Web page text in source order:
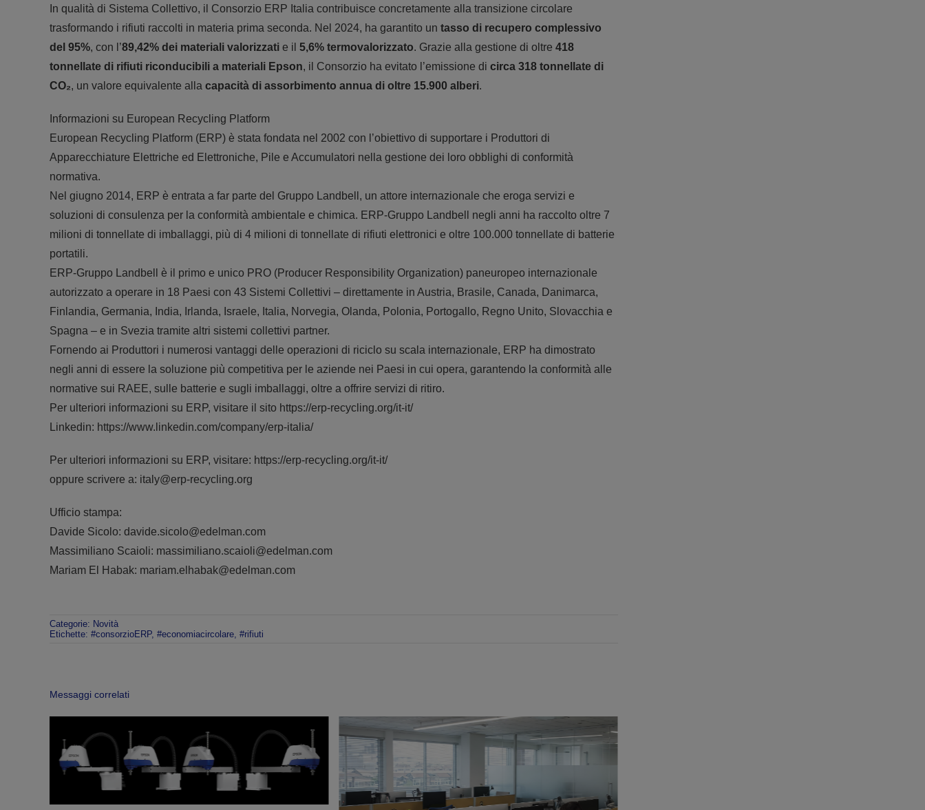
In qualità di Sistema Collettivo, il Consorzio ERP Italia contribuisce concretamente alla transizione circolare
trasformando i rifiuti raccolti in materia prima seconda. Nel 2024, ha garantito un tasso di recupero complessivo
del 95%, con l’89,42% dei materiali valorizzatie il 5,6% termovalorizzato. Grazie alla gestione di oltre 418
tonnellate di rifiuti riconducibili a materiali Epson, il Consorzio ha evitato l’emissione di circa 318 tonnellate di
CO₂, un valore equivalente alla capacità di assorbimento annua di oltre 15.900 alberi.
Informazioni su European Recycling Platform
European Recycling Platform (ERP) è stata fondata nel 2002 con l’obiettivo di supportare i Produttori di
Apparecchiature Elettriche ed Elettroniche, Pile e Accumulatori nella gestione dei loro obblighi di conformità
normativa.
Nel giugno 2014, ERP è entrata a far parte del Gruppo Landbell, un attore internazionale che eroga servizi e
soluzioni di consulenza per la conformità ambientale e chimica. ERP-Gruppo Landbell negli anni ha raccolto oltre 7
milioni di tonnellate di imballaggi, più di 4 milioni di tonnellate di rifiuti elettronici e oltre 100.000 tonnellate di batterie
portatili.
ERP-Gruppo Landbell è il primo e unico PRO (Producer Responsibility Organization) paneuropeo internazionale
autorizzato a operare in 18 Paesi con 43 Sistemi Collettivi – direttamente in Austria, Brasile, Canada, Danimarca,
Finlandia, Germania, India, Irlanda, Israele, Italia, Norvegia, Olanda, Polonia, Portogallo, Regno Unito, Slovacchia e
Spagna – e in Svezia tramite altri sistemi collettivi partner.
Fornendo ai Produttori i numerosi vantaggi delle operazioni di riciclo su scala internazionale, ERP ha dimostrato
negli anni di essere la soluzione più competitiva per le aziende nei Paesi in cui opera, garantendo la conformità alle
normative sui RAEE, sulle batterie e sugli imballaggi, oltre a offrire servizi di ritiro.
Per ulteriori informazioni su ERP, visitare il sito https://erp-recycling.org/it-it/
Linkedin: https://www.linkedin.com/company/erp-italia/
Per ulteriori informazioni su ERP, visitare: https://erp-recycling.org/it-it/
oppure scrivere a: italy@erp-recycling.org
Ufficio stampa:
Davide Sicolo: davide.sicolo@edelman.com
Massimiliano Scaioli: massimiliano.scaioli@edelman.com
Mariam El Habak: mariam.elhabak@edelman.com
Categorie: Novità
Etichette: #consorzioERP, #economiacircolare, #rifiuti
Messaggi correlati